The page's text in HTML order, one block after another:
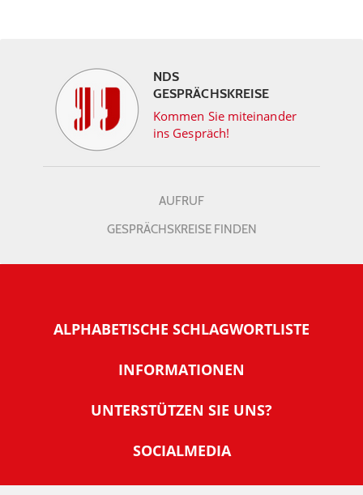
NDS
GESPRÄCHSKREISE
Kommen Sie miteinander
ins Gespräch!
AUFRUF
GESPRÄCHSKREISE FINDEN
ALPHABETISCHE SCHLAGWORTLISTE
INFORMATIONEN
Warum NachDenkSeiten
Tipps zur Nutzung der NachDenkSeiten
Banner und E-Mail-Signaturen
UNTERSTÜTZEN SIE UNS?
SOCIALMEDIA
IMPRESSUM